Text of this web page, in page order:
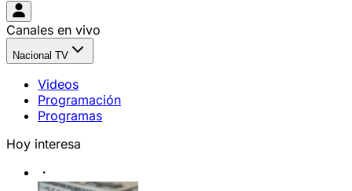
Canales en vivo
Nacional TV
Videos
Programación
Programas
Hoy interesa